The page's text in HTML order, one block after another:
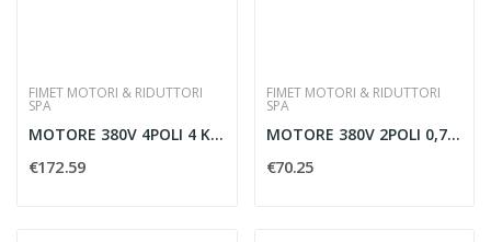
FIMET MOTORI & RIDUTTORI
SPA
MOTORE 380V 4POLI 4 KW B3
€172.59
FIMET MOTORI & RIDUTTORI
SPA
MOTORE 380V 2POLI 0,75KW B3
€70.25